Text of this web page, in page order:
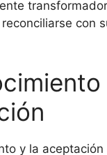
con
y la aceptación